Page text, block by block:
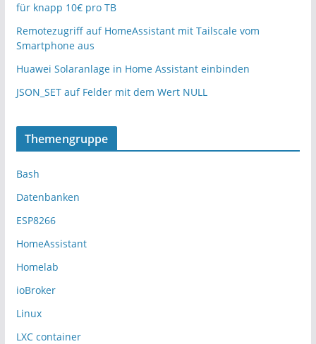
für knapp 10€ pro TB
Remotezugriff auf HomeAssistant mit Tailscale vom
Smartphone aus
Huawei Solaranlage in Home Assistant einbinden
JSON_SET auf Felder mit dem Wert NULL
Themengruppe
Bash
Datenbanken
ESP8266
HomeAssistant
Homelab
ioBroker
Linux
LXC container